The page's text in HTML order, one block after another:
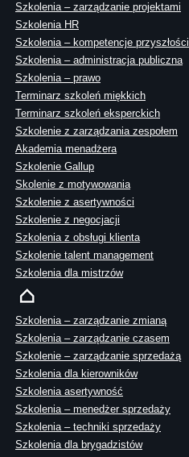
Szkolenia – zarządzanie projektami
Szkolenia HR
Szkolenia – kompetencje przyszłości
Szkolenia – administracja publiczna
Szkolenia – prawo
Terminarz szkoleń miękkich
Terminarz szkoleń eksperckich
Szkolenie z zarządzania zespołem
Akademia menadżera
Szkolenie Gallup
Skolenie z motywowania
Szkolenie z asertywności
Szkolenie z negocjacji
Szkolenia z obsługi klienta
Szkolenie talent management
Szkolenia dla mistrzów
Szkolenia – zarządzanie zmianą
Szkolenia – zarządzanie czasem
Szkolenie – zarządzanie sprzedażą
Szkolenia dla kierowników
Szkolenia asertywność
Szkolenia – menedżer sprzedaży
Szkolenia – techniki sprzedaży
Szkolenia dla brygadzistów